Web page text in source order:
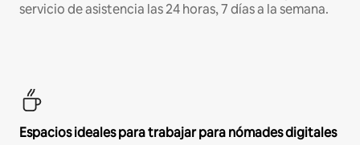
servicio de asistencia las 24 horas, 7 días a la semana.
Espacios ideales para trabajar para nómades digitales